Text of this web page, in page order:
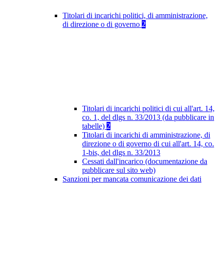
Titolari di incarichi politici, di amministrazione,
di direzione o di governo 2
Titolari di incarichi politici di cui all'art. 14,
co. 1, del dlgs n. 33/2013 (da pubblicare in
tabelle) 2
Titolari di incarichi di amministrazione, di
direzione o di governo di cui all'art. 14, co.
1-bis, del dlgs n. 33/2013
Cessati dall'incarico (documentazione da
pubblicare sul sito web)
Sanzioni per mancata comunicazione dei dati